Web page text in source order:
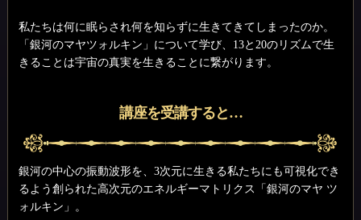
私たちは何に眠らされ何を知らずに生きてきてしまったのか。
「銀河のマヤツォルキン」について学び、13と20のリズムで生
きることは宇宙の真実を生きることに繋がります。
講座を受講すると…
銀河の中心の振動波形を、3次元に生きる私たちにも可視化でき
るよう創られた高次元のエネルギーマトリクス「銀河のマヤ ツ
ォルキン」。